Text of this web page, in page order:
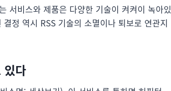
서비스와 제품은 다양한 기술이 켜켜이 녹아있
정 역시 RSS 기술의 소멸이나 퇴보로 연관지
있다